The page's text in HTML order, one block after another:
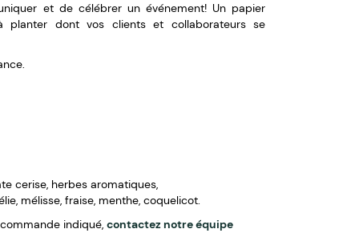
et de célébrer un événement! Un papier
planter dont vos clients et collaborateurs se
cerise, herbes aromatiques,
mélisse, fraise, menthe, coquelicot.
indiqué, contactez notre équipe